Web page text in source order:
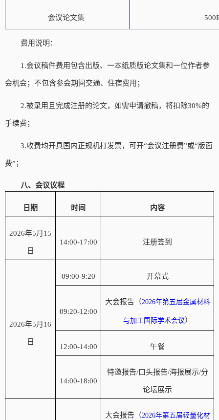
会议论文集
费用说明：
1 .会议稿件费用包含出版、一本纸质版论文集和一位作者参
会机会；不包含参会期间交通、住宿费用；
2.被录用且完成注册的论文，如需申请撤稿，将扣除30%的
手续费；
3.收费均开具国内正规机打发票，可开“会议注册费”或“版面
费”；
八、会议议程
日期 时间 内容
2026年5月15
日
14:00-1 7:00 注册签到
2026年5月16
日
09:00-9:20 开幕式
09:20-12:00
大会报告（2026年第五届金属材料
与加工国际学术会议）
12:00-14:00 午餐
14:00-18:00
特邀报告/口头报告/海报展示/分
论坛展示
大会报告（2026年第五届轻量化材